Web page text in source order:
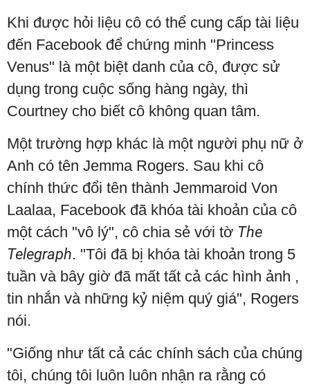
Khi được hỏi liệu cô có thể cung cấp tài liệu
đến Facebook để chứng minh "Princess
Venus" là một biệt danh của cô, được sử
dụng trong cuộc sống hàng ngày, thì
Courtney cho biết cô không quan tâm.
Một trường hợp khác là một người phụ nữ ở
Anh có tên Jemma Rogers. Sau khi cô
chính thức đổi tên thành Jemmaroid Von
Laalaa, Facebook đã khóa tài khoản của cô
một cách "vô lý", cô chia sẻ với tờ The
Telegraph. "Tôi đã bị khóa tài khoản trong 5
tuần và bây giờ đã mất tất cả các hình ảnh ,
tin nhắn và những kỷ niệm quý giá", Rogers
nói.
"Giống như tất cả các chính sách của chúng
tôi, chúng tôi luôn luôn nhận ra rằng có